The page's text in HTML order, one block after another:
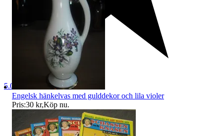
5.0
Engelsk hänkelvas med gulddekor och lila violer
Pris:30 kr,Köp nu.